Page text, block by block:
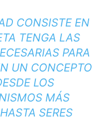
CONSISTE EN
TENGA LAS
PARA
UN CONCEPTO
LOS
MÁS
SERES